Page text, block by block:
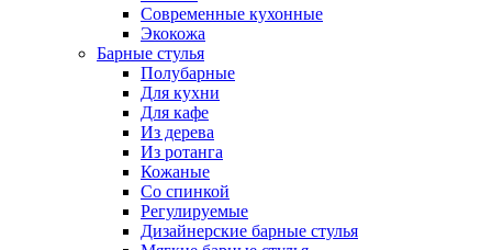
Современные кухонные
Экокожа
Барные стулья
Полубарные
Для кухни
Для кафе
Из дерева
Из ротанга
Кожаные
Со спинкой
Регулируемые
Дизайнерские барные стулья